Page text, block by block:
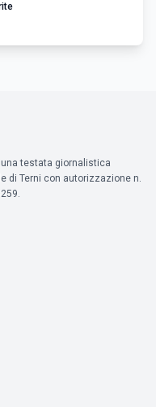
una testata giornalistica
di Terni con autorizzazione n.